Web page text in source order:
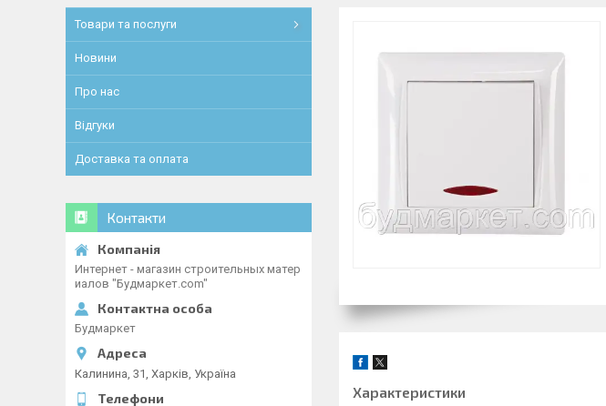
Характеристики
Товари та послуги
Новини
Про нас
Відгуки
Доставка та оплата
Контакти
Интернет - магазин строительных матер
иалов "Будмаркет.com"
Будмаркет
Калинина, 31, Харків, Україна